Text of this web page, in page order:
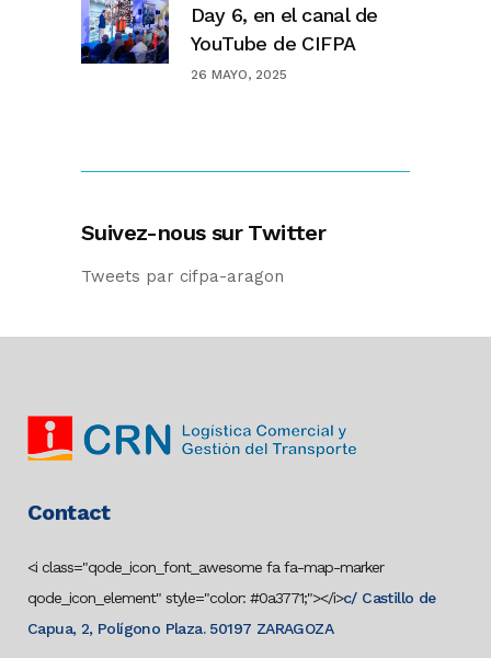
Day 6, en el canal de
YouTube de CIFPA
26 MAYO, 2025
Suivez-nous sur Twitter
Tweets par cifpa-aragon
Contact
<i class="qode_icon_font_awesome fa fa-map-marker
qode_icon_element" style="color: #0a3771;"></i>c/ Castillo de
Capua, 2, Polígono Plaza. 50197 ZARAGOZA